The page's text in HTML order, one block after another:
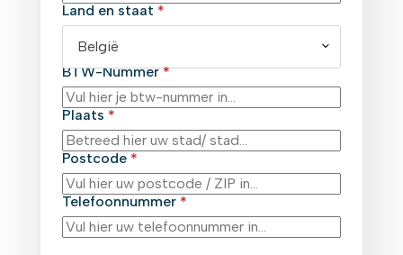
Land en staat *
België
BTW-Nummer*
Plaats *
Postcode *
Telefoonnummer *